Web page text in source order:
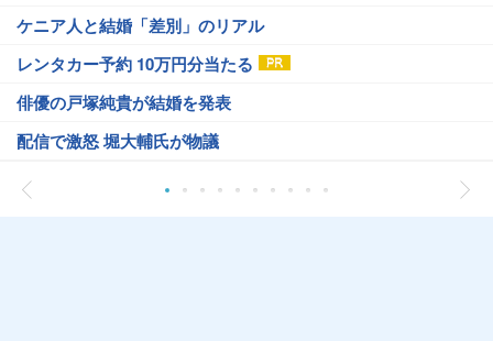
ケニア人と結婚「差別」のリアル
レンタカー予約 10万円分当たる
俳優の戸塚純貴が結婚を発表
配信で激怒 堀大輔氏が物議